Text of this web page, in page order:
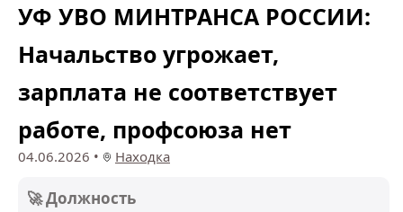
УФ УВО МИНТРАНСА РОССИИ:
Начальство угрожает,
зарплата не соответствует
работе, профсоюза нет
04.06.2026 • Находка
🚀 Должность